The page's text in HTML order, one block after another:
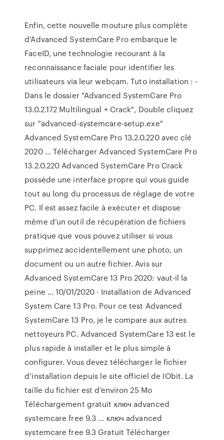
Enfin, cette nouvelle mouture plus complète
d'Advanced SystemCare Pro embarque le
FaceID, une technologie recourant à la
reconnaissance faciale pour identifier les
utilisateurs via leur webcam. Tuto installation : -
Dans le dossier "Advanced SystemCare Pro
13.0.2.172 Multilingual + Crack", Double cliquez
sur "advanced-systemcare-setup.exe"
Advanced SystemCare Pro 13.2.0.220 avec clé
2020 ... Télécharger Advanced SystemCare Pro
13.2.0.220 Advanced SystemCare Pro Crack
possède une interface propre qui vous guide
tout au long du processus de réglage de votre
PC. Il est assez facile à exécuter et dispose
même d’un outil de récupération de fichiers
pratique que vous pouvez utiliser si vous
supprimez accidentellement une photo, un
document ou un autre fichier. Avis sur
Advanced SystemCare 13 Pro 2020: vaut-il la
peine ... 10/01/2020 · Installation de Advanced
System Care 13 Pro. Pour ce test Advanced
SystemCare 13 Pro, je le compare aux autres
nettoyeurs PC. Advanced SystemCare 13 est le
plus rapide à installer et le plus simple à
configurer. Vous devez télécharger le fichier
d’installation depuis le site officiel de IObit. La
taille du fichier est d’environ 25 Mo
Téléchargement gratuit ключ advanced
systemcare free 9.3 ... ключ advanced
systemcare free 9.3 Gratuit Télécharger